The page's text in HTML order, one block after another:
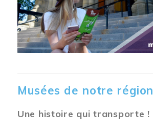
Musées de notre région
Une histoire qui transporte !